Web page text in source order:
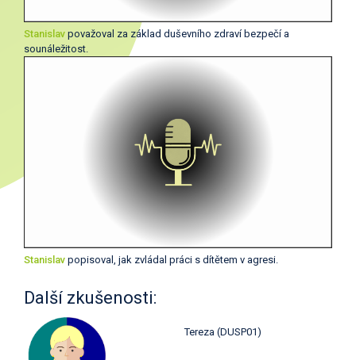
Stanislav považoval za základ duševního zdraví bezpečí a
sounáležitost.
Stanislav popisoval, jak zvládal práci s dítětem v agresi.
Další zkušenosti:
Tereza (DUSP01)